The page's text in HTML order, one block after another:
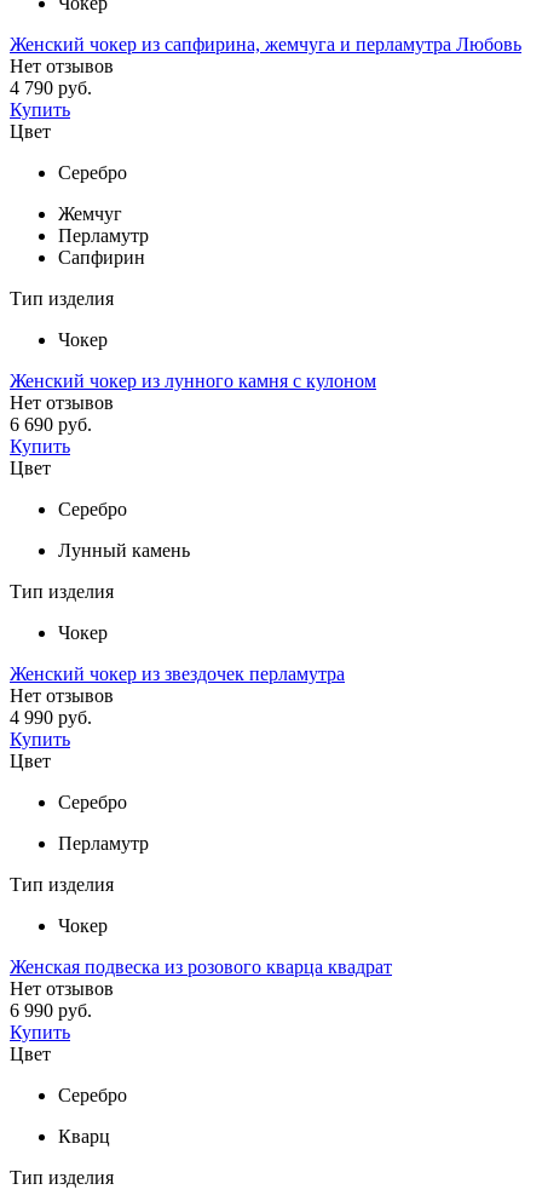
Женский чокер из сапфирина, жемчуга и перламутра Любовь
Нет отзывов
4 790 руб.
Купить
Цвет
Серебро
Жемчуг
Перламутр
Сапфирин
Тип изделия
Чокер
Женский чокер из лунного камня с кулоном
Нет отзывов
6 690 руб.
Купить
Цвет
Серебро
Лунный камень
Тип изделия
Чокер
Женский чокер из звездочек перламутра
Нет отзывов
4 990 руб.
Купить
Цвет
Серебро
Перламутр
Тип изделия
Чокер
Женская подвеска из розового кварца квадрат
Нет отзывов
6 990 руб.
Купить
Цвет
Серебро
Кварц
Тип изделия